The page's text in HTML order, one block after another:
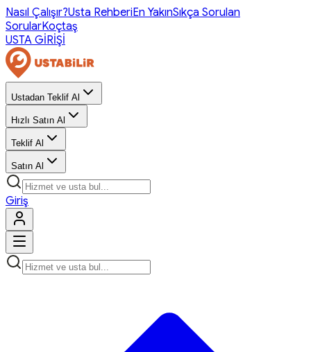
Nasıl Çalışır?Usta RehberiEn YakınSıkça Sorulan
SorularKoçtaş
USTA GİRİŞİ
Ustadan Teklif Al
Hızlı Satın Al
Teklif Al
Satın Al
Giriş